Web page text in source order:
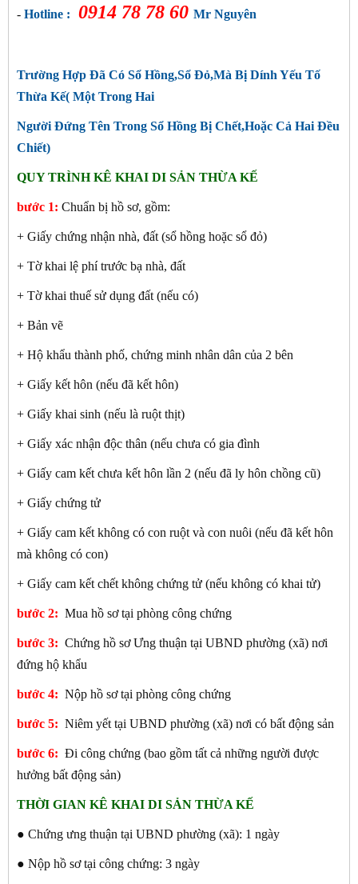
- Hotline : 0914 78 78 60 Mr Nguyên
Trường Hợp Đã Có Sổ Hồng,Sổ Đỏ,Mà Bị Dính Yếu Tố
Thừa Kế( Một Trong Hai
Người Đứng Tên Trong Sổ Hồng Bị Chết,Hoặc Cả Hai Đều
Chiết)
QUY TRÌNH KÊ KHAI DI SẢN THỪA KẾ
bước 1: Chuẩn bị hồ sơ, gồm:
+ Giấy chứng nhận nhà, đất (sổ hồng hoặc sổ đỏ)
+ Tờ khai lệ phí trước bạ nhà, đất
+ Tờ khai thuế sử dụng đất (nếu có)
+ Bản vẽ
+ Hộ khẩu thành phố, chứng minh nhân dân của 2 bên
+ Giấy kết hôn (nếu đã kết hôn)
+ Giấy khai sinh (nếu là ruột thịt)
+ Giấy xác nhận độc thân (nếu chưa có gia đình
+ Giấy cam kết chưa kết hôn lần 2 (nếu đã ly hôn chồng cũ)
+ Giấy chứng tử
+ Giấy cam kết không có con ruột và con nuôi (nếu đã kết hôn
mà không có con)
+ Giấy cam kết chết không chứng tử (nếu không có khai tử)
bước 2: Mua hồ sơ tại phòng công chứng
bước 3: Chứng hồ sơ Ưng thuận tại UBND phường (xã) nơi
đứng hộ khẩu
bước 4: Nộp hồ sơ tại phòng công chứng
bước 5: Niêm yết tại UBND phường (xã) nơi có bất động sản
bước 6: Đi công chứng (bao gồm tất cả những người được
hưởng bất động sản)
THỜI GIAN KÊ KHAI DI SẢN THỪA KẾ
● Chứng ưng thuận tại UBND phường (xã): 1 ngày
● Nộp hồ sơ tại công chứng: 3 ngày